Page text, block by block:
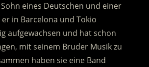
Sohn eines Deutschen und einer
in Barcelona und Tokio
aufgewachsen und hat schon
mit seinem Bruder Musik zu
haben sie eine Band